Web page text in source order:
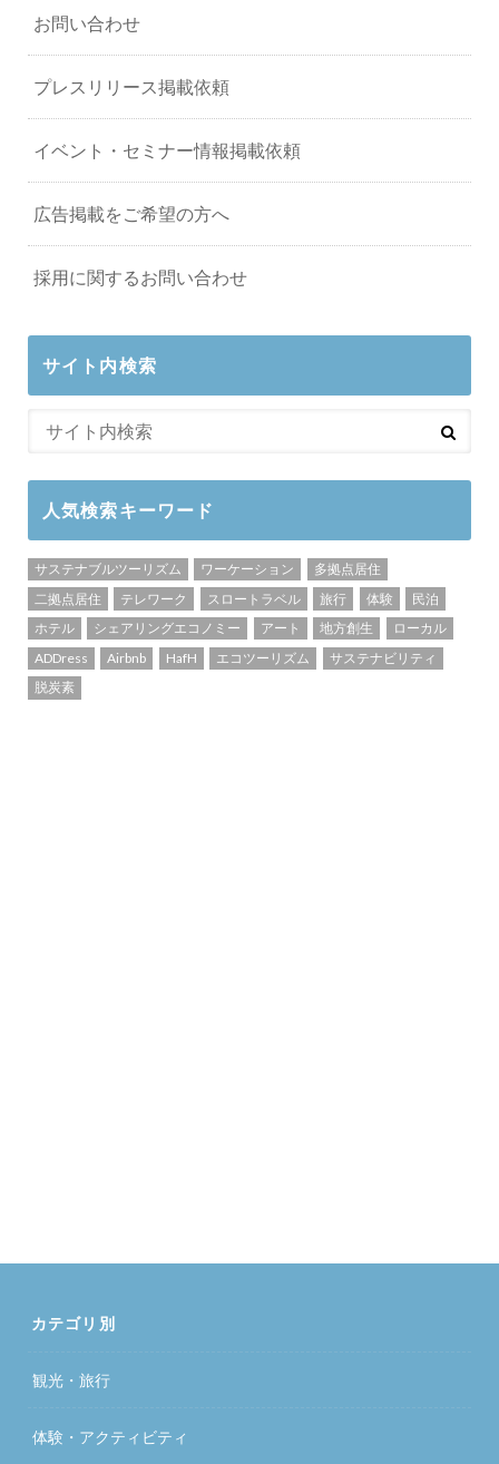
お問い合わせ
プレスリリース掲載依頼
イベント・セミナー情報掲載依頼
広告掲載をご希望の方へ
採用に関するお問い合わせ
サイト内検索
人気検索キーワード
サステナブルツーリズム ワーケーション
多拠点居住
二拠点居住
テレワーク スロートラベル 旅行 体験
民泊
ホテル
シェアリングエコノミー アート 地方創生
ローカル
ADDress
Airbnb HafH エコツーリズム
サステナビリティ
脱炭素
カテゴリ別
観光・旅行
体験・アクティビティ